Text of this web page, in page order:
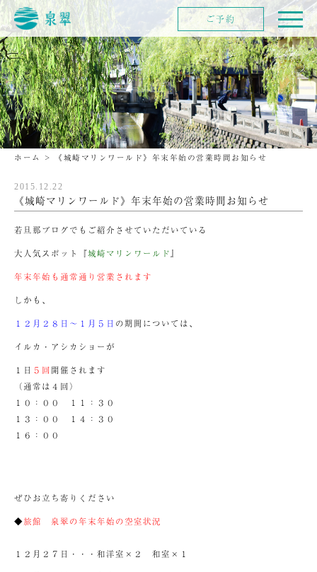
ホーム > 《城崎マリンワールド》年末年始の営業時間お知らせ
2015.12.22
《城崎マリンワールド》年末年始の営業時間お知らせ
若旦那ブログでもご紹介させていただいている
大人気スポット『城崎マリンワールド 』
年末年始も通常通り営業されます
しかも、
１２月２８日～１月５日 の期間については、
イルカ・アシカショーが
１日 ５回開催されます
（通常は４回）
１０：００ １１：３０
１３：００ １４：３０
１６：００
ぜひお立ち寄りください
◆旅館 泉翠の年末年始の空室状況
１２月２７日・・・和洋室×２ 和室×１
ご予約